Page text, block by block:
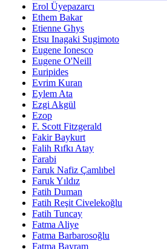
Erol Üyepazarcı
Ethem Bakar
Etienne Ghys
Etsu Inagaki Sugimoto
Eugene Ionesco
Eugene O'Neill
Euripides
Evrim Kuran
Eylem Ata
Ezgi Akgül
Ezop
F. Scott Fitzgerald
Fakir Baykurt
Falih Rıfkı Atay
Farabi
Faruk Nafiz Çamlıbel
Faruk Yıldız
Fatih Duman
Fatih Reşit Civelekoğlu
Fatih Tuncay
Fatma Aliye
Fatma Barbarosoğlu
Fatma Bayram